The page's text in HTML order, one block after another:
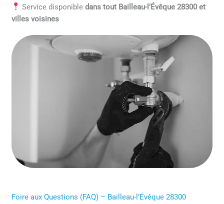
Service disponible dans tout Bailleau-l’Évêque 28300 et
villes voisines
Foire aux Questions (FAQ) – Bailleau-l’Évêque 28300